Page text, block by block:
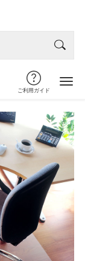
ご利用ガイド